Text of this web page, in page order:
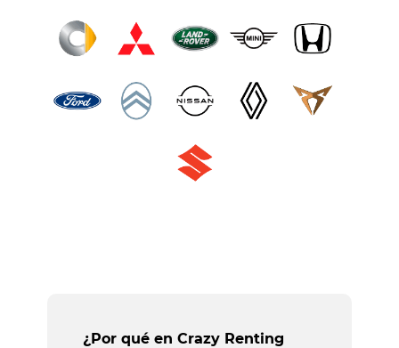
¿Por qué en Crazy Renting